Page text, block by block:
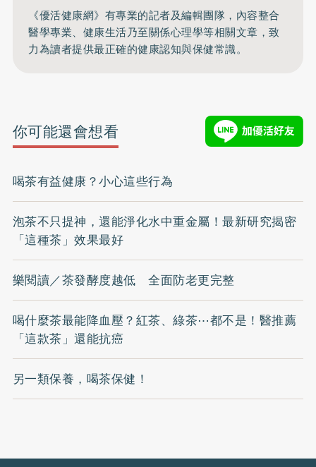
《優活健康網》有專業的記者及編輯團隊，內容整合
醫學專業、健康生活乃至關係心理學等相關文章，致
力為讀者提供最正確的健康認知與保健常識。
你可能還會想看
喝茶有益健康？小心這些行為
泡茶不只提神，還能淨化水中重金屬！最新研究揭密
「這種茶」效果最好
樂閱讀／茶發酵度越低 全面防老更完整
喝什麼茶最能降血壓？紅茶、綠茶⋯都不是！醫推薦
「這款茶」還能抗癌
另一類保養，喝茶保健！